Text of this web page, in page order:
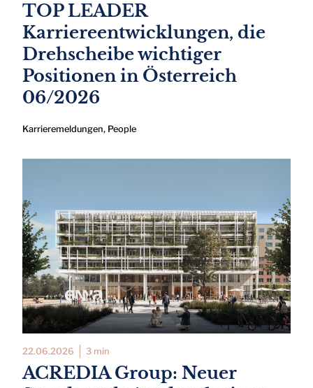
TOP LEADER
Karriereentwicklungen, die
Drehscheibe wichtiger
Positionen in Österreich
06/2026
Karrieremeldungen, People
22.06.2026 3 min
ACREDIA Group: Neuer